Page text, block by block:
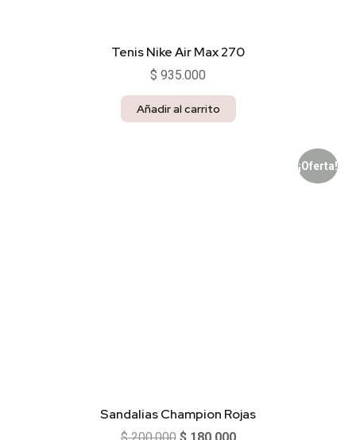
Tenis Nike Air Max 270
$ 935.000
Añadir al carrito
¡Oferta!
Sandalias Champion Rojas